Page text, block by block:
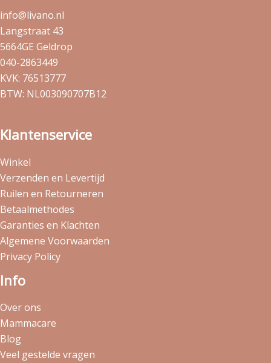
info@livano.nl
Langstraat 43
5664GE Geldrop
040-2863449
KVK: 76513777
BTW: NL003090707B12
Klantenservice
Winkel
Verzenden en Levertijd
Ruilen en Retourneren
Betaalmethodes
Garanties en Klachten
Algemene Voorwaarden
Privacy Policy
Info
Over ons
Mammacare
Blog
Veel gestelde vragen